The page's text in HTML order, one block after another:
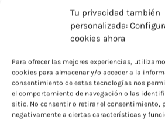
Tu privacidad también
personalizada:
cookies ahora
Para ofrecer las mejores experiencias,
cookies para almacenar y/o acceder a la
consentimiento de estas tecnologías nos
el comportamiento de navegación o las
sitio. No consentir o retirar el consentimiento,
negativamente a ciertas características y
producto
tiene
múltiples
variantes.
Las